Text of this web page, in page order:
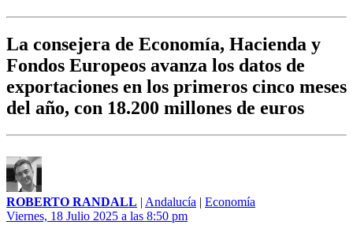
La consejera de Economía, Hacienda y
Fondos Europeos avanza los datos de
exportaciones en los primeros cinco meses
del año, con 18.200 millones de euros
ROBERTO RANDALL | Andalucía | Economía
Viernes, 18 Julio 2025 a las 8:50 pm